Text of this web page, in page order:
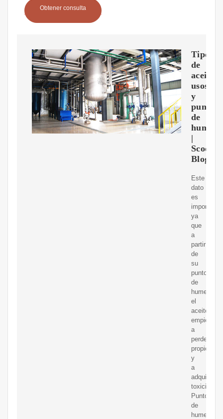
Obtener consulta
Tipos
de
aceite,
usos
y
puntos
de
humeo
|
Blog
Este
dato
es
importante,
ya
que
a
partir
de
su
punto
de
humeo,
el
aceite
empieza
a
perder
y
a
adquirir
toxicidad.
Puntos
de
humeo